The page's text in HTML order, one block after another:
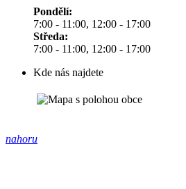
Pondělí:
7:00 - 11:00, 12:00 - 17:00
Středa:
7:00 - 11:00, 12:00 - 17:00
Kde nás najdete
nahoru